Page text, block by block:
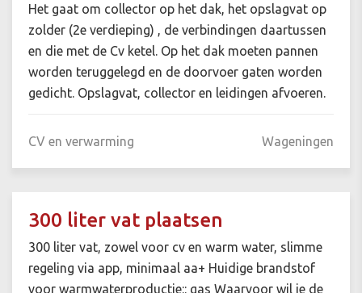
Het gaat om collector op het dak, het opslagvat op
zolder (2e verdieping) , de verbindingen daartussen
en die met de Cv ketel. Op het dak moeten pannen
worden teruggelegd en de doorvoer gaten worden
gedicht. Opslagvat, collector en leidingen afvoeren.
CV en verwarming Wageningen
300 liter vat plaatsen
300 liter vat, zowel voor cv en warm water, slimme
regeling via app, minimaal aa+ Huidige brandstof
voor warmwaterproductie:: gas Waarvoor wil je de